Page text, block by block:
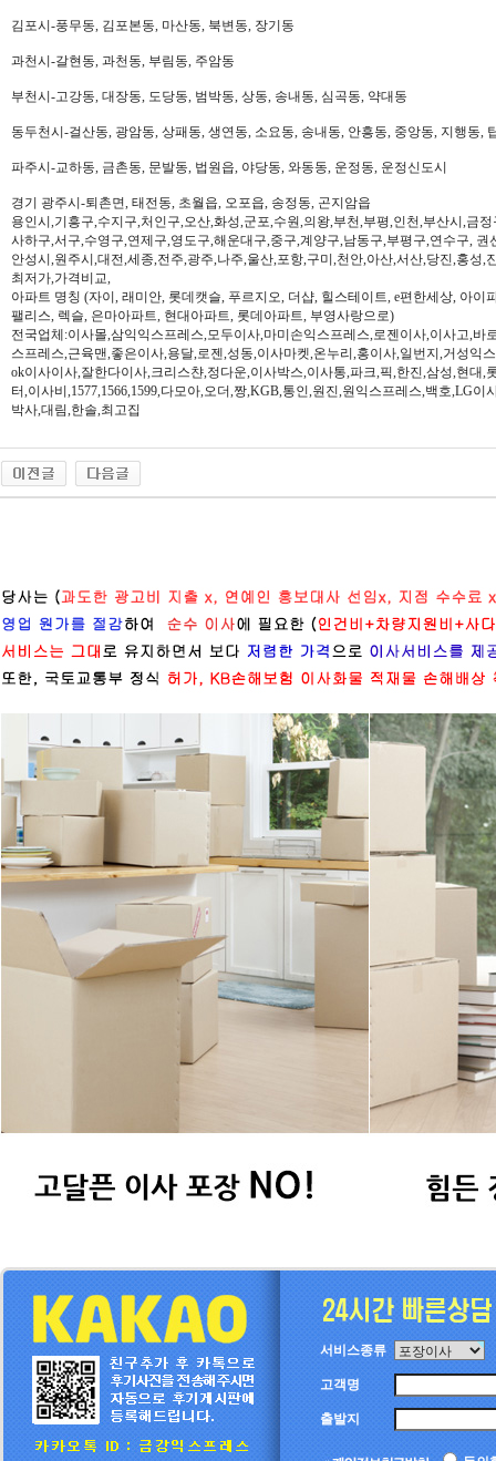
김포시-풍무동, 김포본동, 마산동, 북변동, 장기동
과천시-갈현동, 과천동, 부림동, 주암동
부천시-고강동, 대장동, 도당동, 범박동, 상동, 송내동, 심곡동, 약대동
동두천시-걸산동, 광암동, 상패동, 생연동, 소요동, 송내동, 안흥동, 중앙동, 지행동,
파주시-교하동, 금촌동, 문발동, 법원읍, 야당동, 와동동, 운정동, 운정신도시
경기 광주시-퇴촌면, 태전동, 초월읍, 오포읍, 송정동, 곤지암읍
용인시,기흥구,수지구,처인구,오산,화성,군포,수원,의왕,부천,부평,인천,부산시,금
사하구,서구,수영구,연제구,영도구,해운대구,중구,계양구,남동구,부평구,연수구,
안성시,원주시,대전,세종,전주,광주,나주,울산,포항,구미,천안,아산,서산,당진,홍성,
최저가,가격비교,
아파트 명칭 (자이, 래미안, 롯데캣슬, 푸르지오, 더샵, 힐스테이트, e편한세상, 아이
팰리스, 렉슬, 은마아파트, 현대아파트, 롯데아파트, 부영사랑으로)
전국업체:이사몰,삼익익스프레스,모두이사,마미손익스프레스,로젠이사,이사고,바
스프레스,근육맨,좋은이사,용달,로젠,성동,이사마켓,온누리,홍이사,일번지,거성익
ok이사이사,잘한다이사,크리스챤,정다운,이사박스,이사통,파크,픽,한진,삼성,현대,
터,이사비,1577,1566,1599,다모아,오더,짱,KGB,통인,원진,원익스프레스,백호,LG
박사,대림,한솔,최고집
서비스종류
고객명
출발지